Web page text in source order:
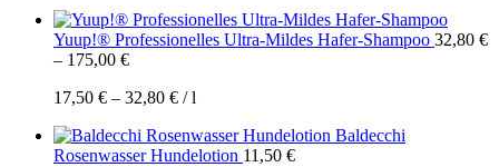
Yuup!® Professionelles Ultra-Mildes Hafer-Shampoo 32,80 €
– 175,00 €
17,50 € – 32,80 € /l
Baldecchi
Rosenwasser Hundelotion 11,50 €